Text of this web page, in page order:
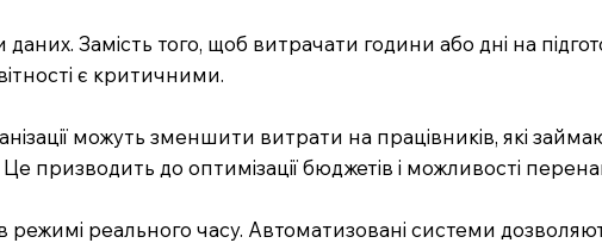
Замість того, щоб витрачати години або дні на
є критичними.
можуть зменшити витрати на працівників, які
Це призводить до оптимізації бюджетів і можливості
реального часу. Автоматизовані системи